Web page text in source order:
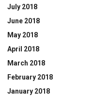
July 2018
June 2018
May 2018
April 2018
March 2018
February 2018
January 2018